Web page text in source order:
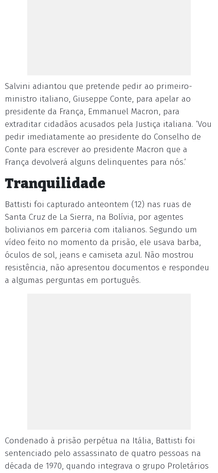
Salvini adiantou que pretende pedir ao primeiro-
ministro italiano, Giuseppe Conte, para apelar ao
presidente da França, Emmanuel Macron, para
extraditar cidadãos acusados pela Justiça italiana. ‘Vou
pedir imediatamente ao presidente do Conselho de
Conte para escrever ao presidente Macron que a
França devolverá alguns delinquentes para nós.‘
Tranquilidade
Battisti foi capturado anteontem (12) nas ruas de
Santa Cruz de La Sierra, na Bolívia, por agentes
bolivianos em parceria com italianos. Segundo um
vídeo feito no momento da prisão, ele usava barba,
óculos de sol, jeans e camiseta azul. Não mostrou
resistência, não apresentou documentos e respondeu
a algumas perguntas em português.
Condenado à prisão perpétua na Itália, Battisti foi
sentenciado pelo assassinato de quatro pessoas na
década de 1970, quando integrava o grupo Proletários